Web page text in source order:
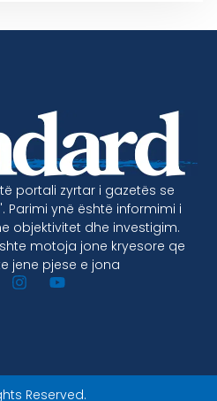
portali zyrtar i gazetës se
Parimi ynë është informimi i
objektivitet dhe investigim.
motoja jone kryesore qe
jene pjese e jona
Reserved.